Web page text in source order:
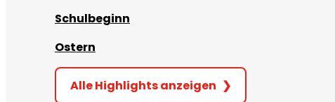
Schulbeginn
Ostern
Alle Highlights anzeigen ❯